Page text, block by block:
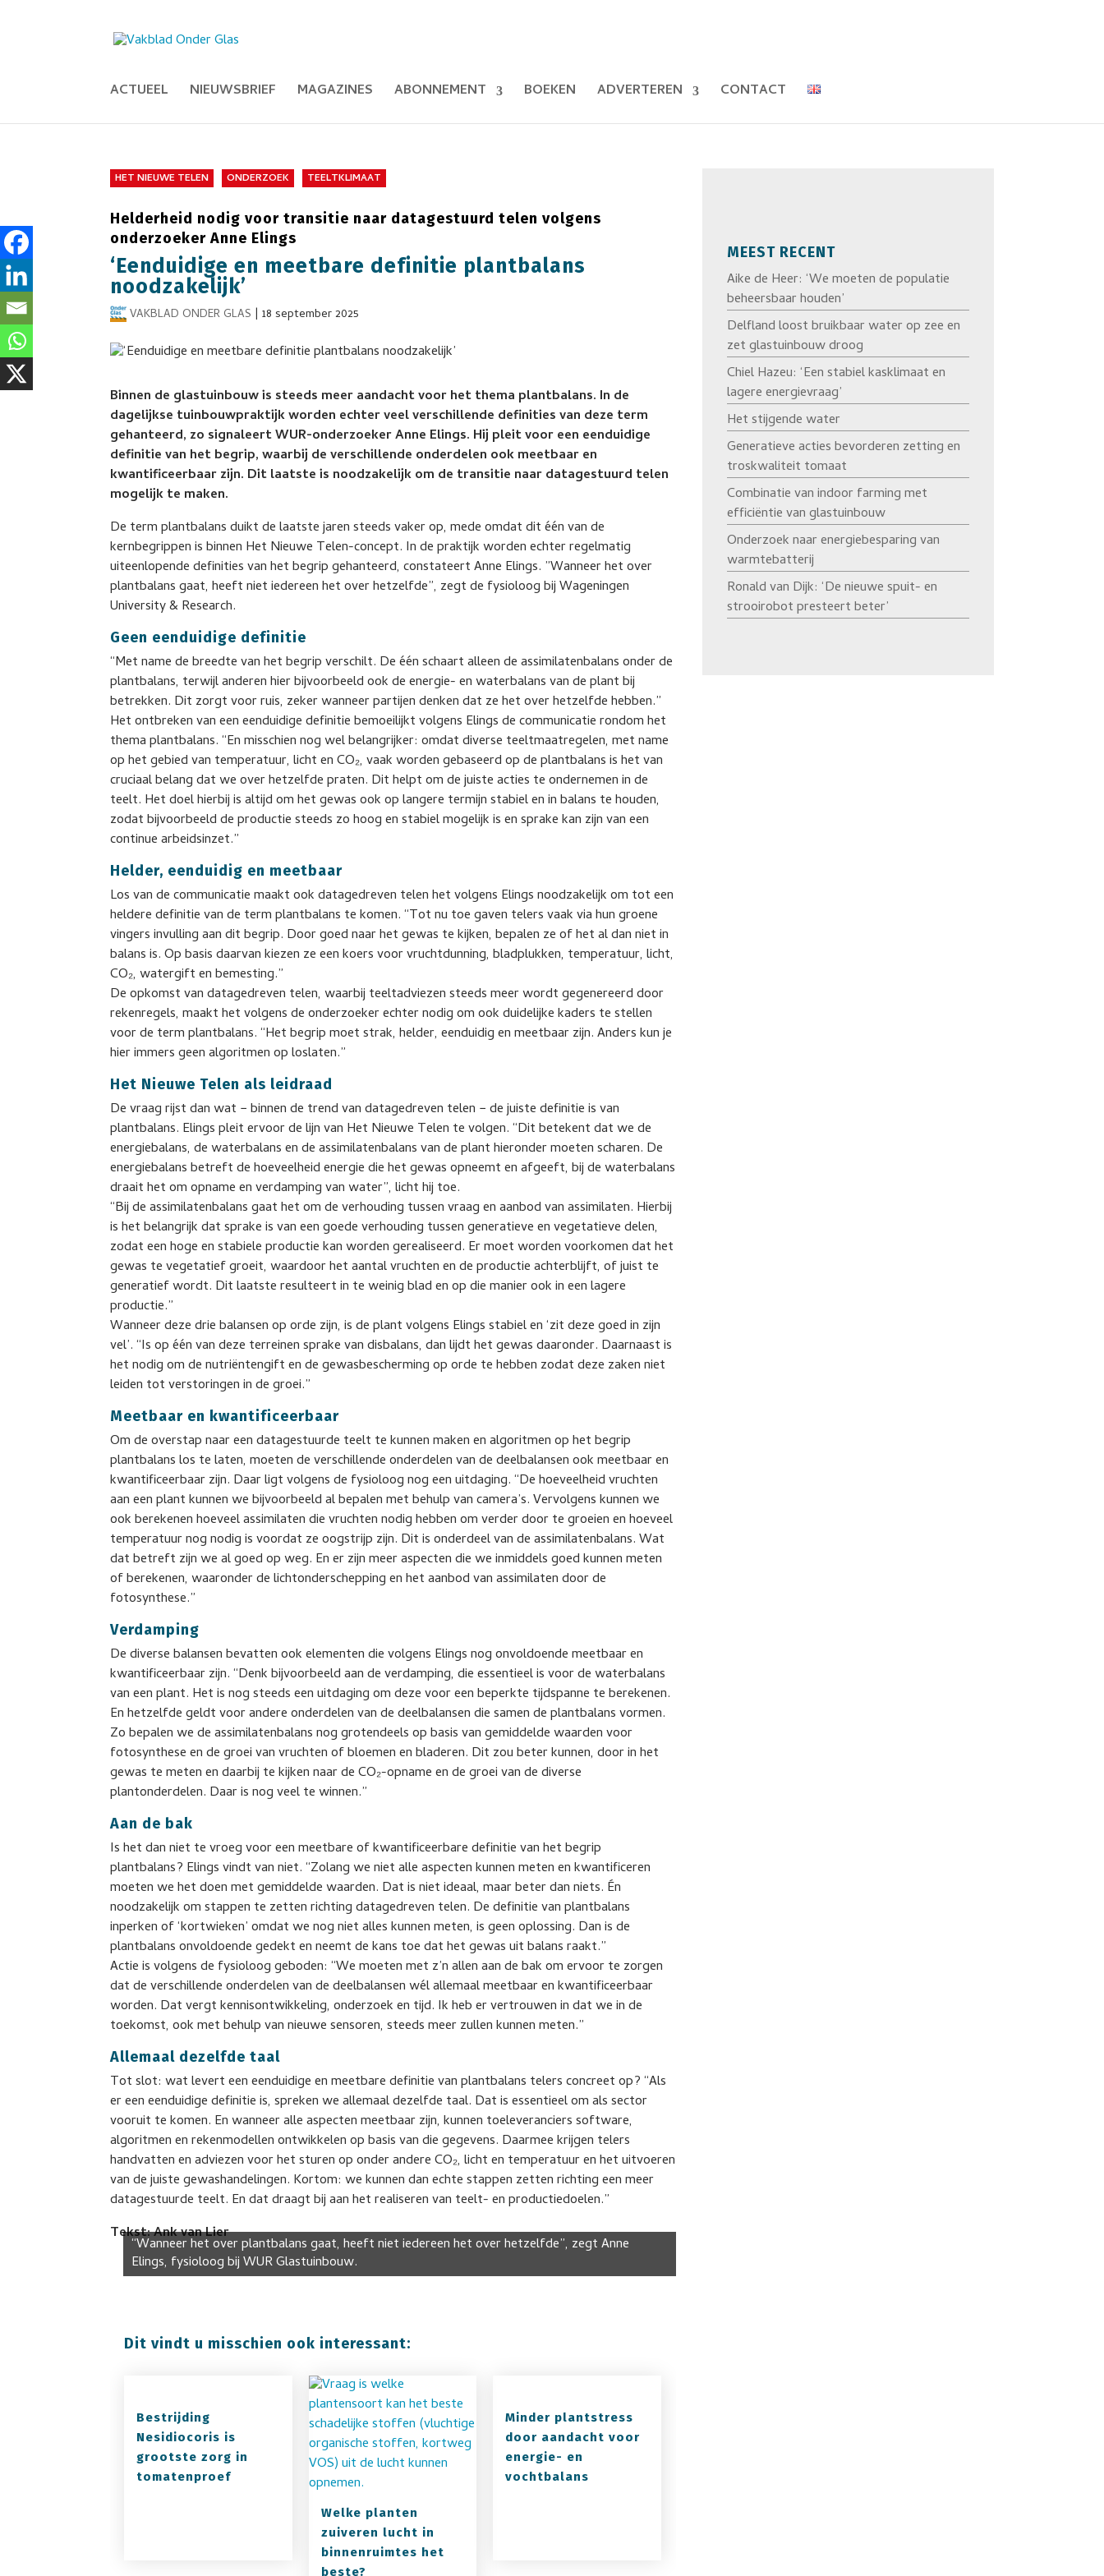
ACTUEEL NIEUWSBRIEF MAGAZINES ABONNEMENT BOEKEN ADVERTEREN CONTACT
HET NIEUWE TELEN ONDERZOEK TEELTKLIMAAT
Helderheid nodig voor transitie naar datagestuurd telen volgens
onderzoeker Anne Elings
‘Eenduidige en meetbare definitie plantbalans
noodzakelijk’
VAKBLAD ONDER GLAS |18 september 2025
Binnen de glastuinbouw is steeds meer aandacht voor het thema plantbalans. In de
dagelijkse tuinbouwpraktijk worden echter veel verschillende definities van deze term
gehanteerd, zo signaleert WUR-onderzoeker Anne Elings. Hij pleit voor een eenduidige
definitie van het begrip, waarbij de verschillende onderdelen ook meetbaar en
kwantificeerbaar zijn. Dit laatste is noodzakelijk om de transitie naar datagestuurd telen
mogelijk te maken.
De term plantbalans duikt de laatste jaren steeds vaker op, mede omdat dit één van de
kernbegrippen is binnen Het Nieuwe Telen-concept. In de praktijk worden echter regelmatig
uiteenlopende definities van het begrip gehanteerd, constateert Anne Elings. ”Wanneer het over
plantbalans gaat, heeft niet iedereen het over hetzelfde”, zegt de fysioloog bij Wageningen
University & Research.
Geen eenduidige definitie
“Met name de breedte van het begrip verschilt. De één schaart alleen de assimilatenbalans onder de
plantbalans, terwijl anderen hier bijvoorbeeld ook de energie- en waterbalans van de plant bij
betrekken. Dit zorgt voor ruis, zeker wanneer partijen denken dat ze het over hetzelfde hebben.”
Het ontbreken van een eenduidige definitie bemoeilijkt volgens Elings de communicatie rondom het
thema plantbalans. “En misschien nog wel belangrijker: omdat diverse teeltmaatregelen, met name
op het gebied van temperatuur, licht en CO₂, vaak worden gebaseerd op de plantbalans is het van
cruciaal belang dat we over hetzelfde praten. Dit helpt om de juiste acties te ondernemen in de
teelt. Het doel hierbij is altijd om het gewas ook op langere termijn stabiel en in balans te houden,
zodat bijvoorbeeld de productie steeds zo hoog en stabiel mogelijk is en sprake kan zijn van een
continue arbeidsinzet.”
Helder, eenduidig en meetbaar
Los van de communicatie maakt ook datagedreven telen het volgens Elings noodzakelijk om tot een
heldere definitie van de term plantbalans te komen. “Tot nu toe gaven telers vaak via hun groene
vingers invulling aan dit begrip. Door goed naar het gewas te kijken, bepalen ze of het al dan niet in
balans is. Op basis daarvan kiezen ze een koers voor vruchtdunning, bladplukken, temperatuur, licht,
CO₂, watergift en bemesting.”
De opkomst van datagedreven telen, waarbij teeltadviezen steeds meer wordt gegenereerd door
rekenregels, maakt het volgens de onderzoeker echter nodig om ook duidelijke kaders te stellen
voor de term plantbalans. “Het begrip moet strak, helder, eenduidig en meetbaar zijn. Anders kun je
hier immers geen algoritmen op loslaten.”
Het Nieuwe Telen als leidraad
De vraag rijst dan wat − binnen de trend van datagedreven telen − de juiste definitie is van
plantbalans. Elings pleit ervoor de lijn van Het Nieuwe Telen te volgen. “Dit betekent dat we de
energiebalans, de waterbalans en de assimilatenbalans van de plant hieronder moeten scharen. De
energiebalans betreft de hoeveelheid energie die het gewas opneemt en afgeeft, bij de waterbalans
draait het om opname en verdamping van water”, licht hij toe.
“Bij de assimilatenbalans gaat het om de verhouding tussen vraag en aanbod van assimilaten. Hierbij
is het belangrijk dat sprake is van een goede verhouding tussen generatieve en vegetatieve delen,
zodat een hoge en stabiele productie kan worden gerealiseerd. Er moet worden voorkomen dat het
gewas te vegetatief groeit, waardoor het aantal vruchten en de productie achterblijft, of juist te
generatief wordt. Dit laatste resulteert in te weinig blad en op die manier ook in een lagere
productie.”
Wanneer deze drie balansen op orde zijn, is de plant volgens Elings stabiel en ‘zit deze goed in zijn
vel’. “Is op één van deze terreinen sprake van disbalans, dan lijdt het gewas daaronder. Daarnaast is
het nodig om de nutriëntengift en de gewasbescherming op orde te hebben zodat deze zaken niet
leiden tot verstoringen in de groei.”
Meetbaar en kwantificeerbaar
Om de overstap naar een datagestuurde teelt te kunnen maken en algoritmen op het begrip
plantbalans los te laten, moeten de verschillende onderdelen van de deelbalansen ook meetbaar en
kwantificeerbaar zijn. Daar ligt volgens de fysioloog nog een uitdaging. “De hoeveelheid vruchten
aan een plant kunnen we bijvoorbeeld al bepalen met behulp van camera’s. Vervolgens kunnen we
ook berekenen hoeveel assimilaten die vruchten nodig hebben om verder door te groeien en hoeveel
temperatuur nog nodig is voordat ze oogstrijp zijn. Dit is onderdeel van de assimilatenbalans. Wat
dat betreft zijn we al goed op weg. En er zijn meer aspecten die we inmiddels goed kunnen meten
of berekenen, waaronder de lichtonderschepping en het aanbod van assimilaten door de
fotosynthese.”
Verdamping
De diverse balansen bevatten ook elementen die volgens Elings nog onvoldoende meetbaar en
kwantificeerbaar zijn. “Denk bijvoorbeeld aan de verdamping, die essentieel is voor de waterbalans
van een plant. Het is nog steeds een uitdaging om deze voor een beperkte tijdspanne te berekenen.
En hetzelfde geldt voor andere onderdelen van de deelbalansen die samen de plantbalans vormen.
Zo bepalen we de assimilatenbalans nog grotendeels op basis van gemiddelde waarden voor
fotosynthese en de groei van vruchten of bloemen en bladeren. Dit zou beter kunnen, door in het
gewas te meten en daarbij te kijken naar de CO₂-opname en de groei van de diverse
plantonderdelen. Daar is nog veel te winnen.”
Aan de bak
Is het dan niet te vroeg voor een meetbare of kwantificeerbare definitie van het begrip
plantbalans? Elings vindt van niet. “Zolang we niet alle aspecten kunnen meten en kwantificeren
moeten we het doen met gemiddelde waarden. Dat is niet ideaal, maar beter dan niets. Én
noodzakelijk om stappen te zetten richting datagedreven telen. De definitie van plantbalans
inperken of ‘kortwieken’ omdat we nog niet alles kunnen meten, is geen oplossing. Dan is de
plantbalans onvoldoende gedekt en neemt de kans toe dat het gewas uit balans raakt.”
Actie is volgens de fysioloog geboden: “We moeten met z’n allen aan de bak om ervoor te zorgen
dat de verschillende onderdelen van de deelbalansen wél allemaal meetbaar en kwantificeerbaar
worden. Dat vergt kennisontwikkeling, onderzoek en tijd. Ik heb er vertrouwen in dat we in de
toekomst, ook met behulp van nieuwe sensoren, steeds meer zullen kunnen meten.”
Allemaal dezelfde taal
Tot slot: wat levert een eenduidige en meetbare definitie van plantbalans telers concreet op? “Als
er een eenduidige definitie is, spreken we allemaal dezelfde taal. Dat is essentieel om als sector
vooruit te komen. En wanneer alle aspecten meetbaar zijn, kunnen toeleveranciers software,
algoritmen en rekenmodellen ontwikkelen op basis van die gegevens. Daarmee krijgen telers
handvatten en adviezen voor het sturen op onder andere CO₂, licht en temperatuur en het uitvoeren
van de juiste gewashandelingen. Kortom: we kunnen dan echte stappen zetten richting een meer
datagestuurde teelt. En dat draagt bij aan het realiseren van teelt- en productiedoelen.”
Tekst: Ank van Lier
“Wanneer het over plantbalans gaat, heeft niet iedereen het over hetzelfde”, zegt Anne
Elings, fysioloog bij WUR Glastuinbouw.
Dit vindt u misschien ook interessant:
Bestrijding
Nesidiocoris is
grootste zorg in
tomatenproef
Welke planten
zuiveren lucht in
binnenruimtes het
beste?
Minder plantstress
door aandacht voor
energie- en
vochtbalans
MEEST RECENT
Aike de Heer: ‘We moeten de populatie
beheersbaar houden’
Delfland loost bruikbaar water op zee en
zet glastuinbouw droog
Chiel Hazeu: ‘Een stabiel kasklimaat en
lagere energievraag’
Het stijgende water
Generatieve acties bevorderen zetting en
troskwaliteit tomaat
Combinatie van indoor farming met
efficiëntie van glastuinbouw
Onderzoek naar energiebesparing van
warmtebatterij
Ronald van Dijk: ‘De nieuwe spuit- en
strooirobot presteert beter’